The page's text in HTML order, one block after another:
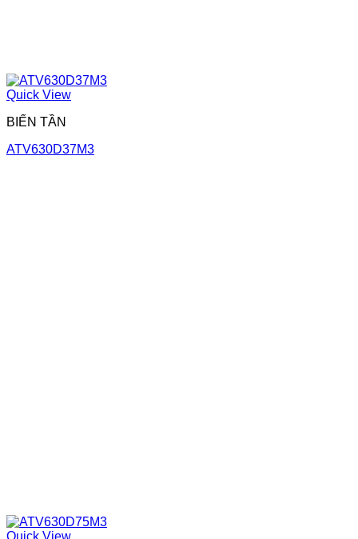
Quick View
BIẾN TẦN
ATV630D37M3